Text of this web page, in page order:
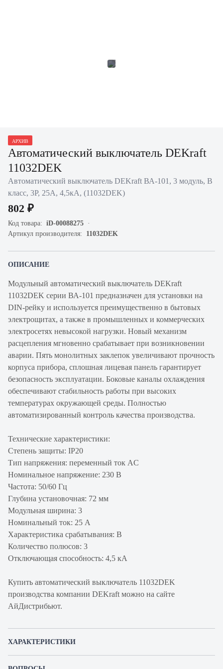
АРХИВ
Автоматический выключатель DEKraft
11032DEK
Автоматический выключатель DEKraft ВА-101, 3 модуль, B
класс, 3P, 25А, 4,5кА, (11032DEK)
802 ₽
Код товара: iD-00088275
Артикул производителя: 11032DEK
ОПИСАНИЕ
Модульный автоматический выключатель DEKraft
11032DEK серии ВА-101 предназначен для установки на
DIN-рейку и используется преимущественно в бытовых
электрощитах, а также в промышленных и коммерческих
электросетях невысокой нагрузки. Новый механизм
расцепления мгновенно срабатывает при возникновении
аварии. Пять монолитных заклепок увеличивают прочность
корпуса прибора, сплошная лицевая панель гарантирует
безопасность эксплуатации. Боковые каналы охлаждения
обеспечивают стабильность работы при высоких
температурах окружающей среды. Полностью
автоматизированный контроль качества производства.
Технические характеристики:
Степень защиты: IP20
Тип напряжения: переменный ток AC
Номинальное напряжение: 230 В
Частота: 50/60 Гц
Глубина установочная: 72 мм
Модульная ширина: 3
Номинальный ток: 25 А
Характеристика срабатывания: B
Количество полюсов: 3
Отключающая способность: 4,5 кА
Купить автоматический выключатель 11032DEK
производства компании DEKraft можно на сайте
АйДистрибьют.
ХАРАКТЕРИСТИКИ